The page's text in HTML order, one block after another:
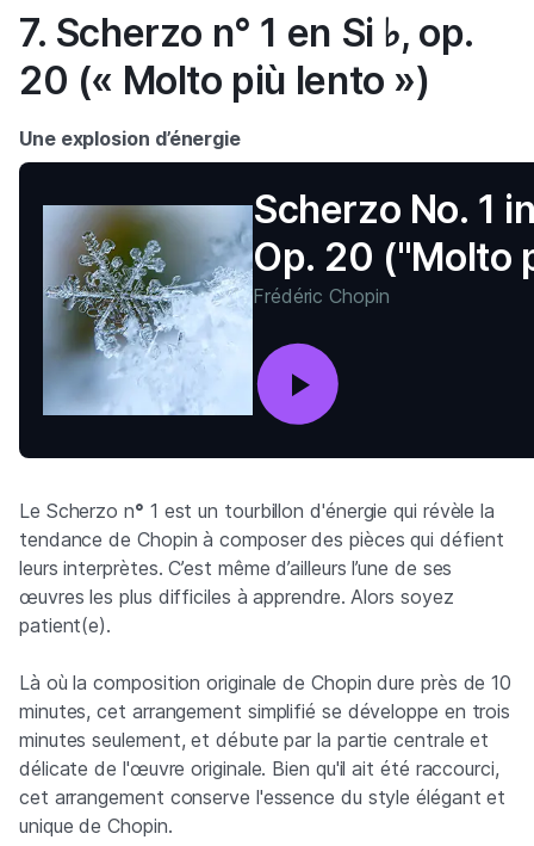
7. Scherzo n° 1 en Si ♭, op.
20 (« Molto più lento »)
Une explosion d’énergie
Scherzo No. 1
Op. 20 ("Molto
lento")
Frédéric Chopin
Le Scherzo n° 1 est un tourbillon d'énergie qui révèle la
tendance de Chopin à composer des pièces qui défient
leurs interprètes. C’est même d’ailleurs l’une de ses
œuvres les plus difficiles à apprendre. Alors soyez
patient(e).
Là où la composition originale de Chopin dure près de 10
minutes, cet arrangement simplifié se développe en trois
minutes seulement, et débute par la partie centrale et
délicate de l'œuvre originale. Bien qu'il ait été raccourci,
cet arrangement conserve l'essence du style élégant et
unique de Chopin.